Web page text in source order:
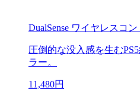
DualSense ワイヤレスコ
圧倒的な没入感を生む
ラー。
11,480円